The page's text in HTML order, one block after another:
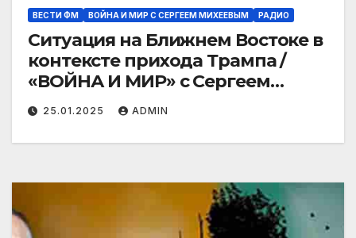
ВЕСТИ ФМ ВОЙНА И МИР С СЕРГЕЕМ МИХЕЕВЫМ РАДИО
Ситуация на Ближнем Востоке в
контексте прихода Трампа /
«ВОЙНА И МИР» с Сергеем
Михеевым
25.01.2025 ADMIN